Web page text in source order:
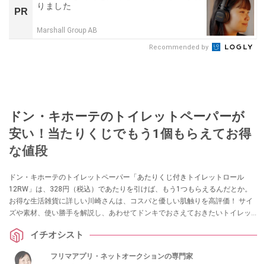
PR
りました
Marshall Group AB
Recommended by
ドン・キホーテのトイレットペーパーが
安い！当たりくじでもう1個もらえてお得
な値段
ドン・キホーテのトイレットペーパー「あたりくじ付きトイレットロール
12RW」は、328円（税込）であたりを引けば、もう1つもらえるんだとか。
お得な生活雑貨に詳しい川崎さんは、コスパと優しい肌触りを高評価！ サイ
ズや素材、使い勝手を解説し、あわせてドンキでおさえておきたいトイレッ
イチオシスト
フリマアプリ・ネットオークションの専門家